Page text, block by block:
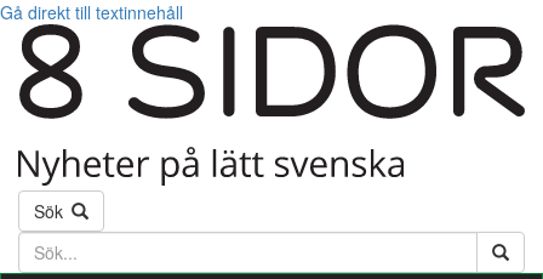
Gå direkt till textinnehåll
Sök
Söktext